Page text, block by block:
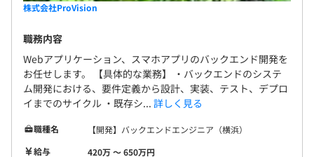
株式会社ProVision
職務内容
Webアプリケーション、スマホアプリのバックエンド開発を
お任せします。 【具体的な業務】 ・バックエンドのシステ
ム開発における、要件定義から設計、実装、テスト、デプロ
イまでのサイクル ・既存シ... 詳しく見る
職種名
【開発】バックエンドエンジニア（横浜）
給与
420万 〜 650万円